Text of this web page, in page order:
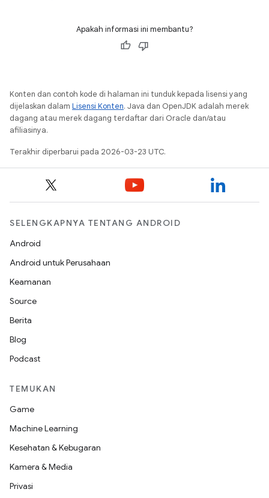
Apakah informasi ini membantu?
Konten dan contoh kode di halaman ini tunduk kepada lisensi yang
dijelaskan dalam Lisensi Konten. Java dan OpenJDK adalah merek
dagang atau merek dagang terdaftar dari Oracle dan/atau
afiliasinya.
Terakhir diperbarui pada 2026-03-23 UTC.
SELENGKAPNYA TENTANG ANDROID
Android
Android untuk Perusahaan
Keamanan
Source
Berita
Blog
Podcast
TEMUKAN
Game
Machine Learning
Kesehatan & Kebugaran
Kamera & Media
Privasi